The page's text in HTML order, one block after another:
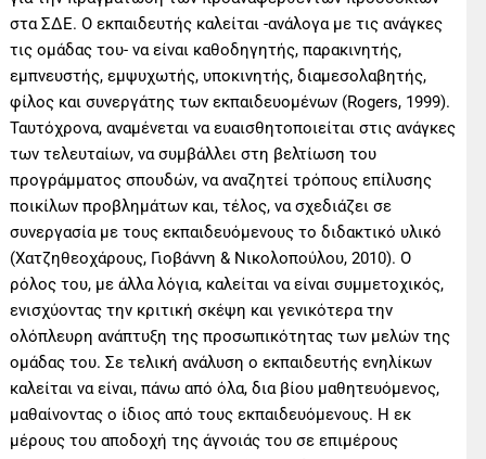
στα ΣΔΕ. Ο εκπαιδευτής καλείται -ανάλογα με τις ανάγκες
τις ομάδας του- να είναι καθοδηγητής, παρακινητής,
εμπνευστής, εμψυχωτής, υποκινητής, διαμεσολαβητής,
φίλος και συνεργάτης των εκπαιδευομένων (Rogers, 1999).
Ταυτόχρονα, αναμένεται να ευαισθητοποιείται στις ανάγκες
των τελευταίων, να συμβάλλει στη βελτίωση του
προγράμματος σπουδών, να αναζητεί τρόπους επίλυσης
ποικίλων προβλημάτων και, τέλος, να σχεδιάζει σε
συνεργασία με τους εκπαιδευόμενους το διδακτικό υλικό
(Χατζηθεοχάρους, Γιοβάννη & Νικολοπούλου, 2010). Ο
ρόλος του, με άλλα λόγια, καλείται να είναι συμμετοχικός,
ενισχύοντας την κριτική σκέψη και γενικότερα την
ολόπλευρη ανάπτυξη της προσωπικότητας των μελών της
ομάδας του. Σε τελική ανάλυση ο εκπαιδευτής ενηλίκων
καλείται να είναι, πάνω από όλα, δια βίου μαθητευόμενος,
μαθαίνοντας ο ίδιος από τους εκπαιδευόμενους. Η εκ
μέρους του αποδοχή της άγνοιάς του σε επιμέρους